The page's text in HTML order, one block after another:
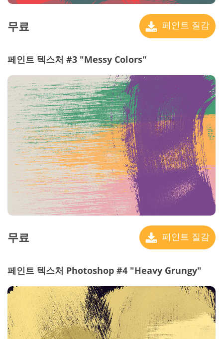
무료 페인트 질감
페인트 텍스처 #3 "Messy Colors"
무료 페인트 질감
페인트 텍스처 Photoshop #4 "Heavy Grungy"